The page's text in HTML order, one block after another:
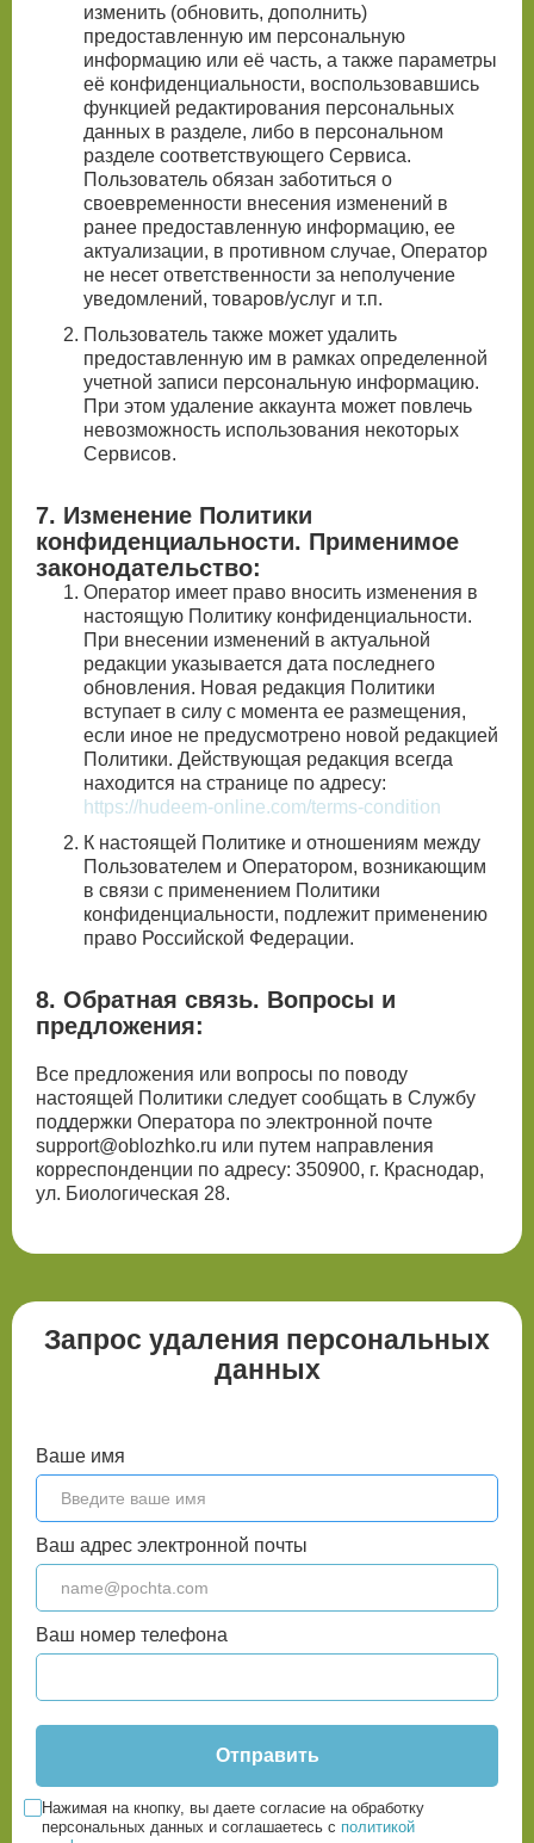
изменить (обновить, дополнить)
предоставленную им персональную
информацию или её часть, а также параметры
её конфиденциальности, воспользовавшись
функцией редактирования персональных
данных в разделе, либо в персональном
разделе соответствующего Сервиса.
Пользователь обязан заботиться о
своевременности внесения изменений в
ранее предоставленную информацию, ее
актуализации, в противном случае, Оператор
не несет ответственности за неполучение
уведомлений, товаров/услуг и т.п.
Пользователь также может удалить
предоставленную им в рамках определенной
учетной записи персональную информацию.
При этом удаление аккаунта может повлечь
невозможность использования некоторых
Сервисов.
7. Изменение Политики
конфиденциальности. Применимое
законодательство:
Оператор имеет право вносить изменения в
настоящую Политику конфиденциальности.
При внесении изменений в актуальной
редакции указывается дата последнего
обновления. Новая редакция Политики
вступает в силу с момента ее размещения,
если иное не предусмотрено новой редакцией
Политики. Действующая редакция всегда
находится на странице по адресу:
https://hudeem-online.com/terms-condition
К настоящей Политике и отношениям между
Пользователем и Оператором, возникающим
в связи с применением Политики
конфиденциальности, подлежит применению
право Российской Федерации.
8. Обратная связь. Вопросы и
предложения:
Все предложения или вопросы по поводу
настоящей Политики следует сообщать в Службу
поддержки Оператора по электронной почте
support@oblozhko.ru или путем направления
корреспонденции по адресу: 350900, г. Краснодар,
ул. Биологическая 28.
Запрос удаления персональных
данных
Ваше имя
Ваш адрес электронной почты
Ваш номер телефона
Нажимая на кнопку, вы даете согласие на обработку
персональных данных и соглашаетесь c политикой